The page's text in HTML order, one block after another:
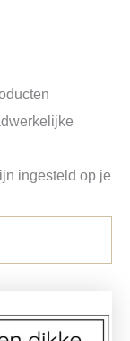
ingesteld op je